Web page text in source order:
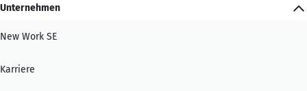
Unternehmen
New Work SE
Karriere